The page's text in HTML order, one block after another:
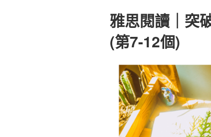
雅思閱讀｜突
(第7-12個)